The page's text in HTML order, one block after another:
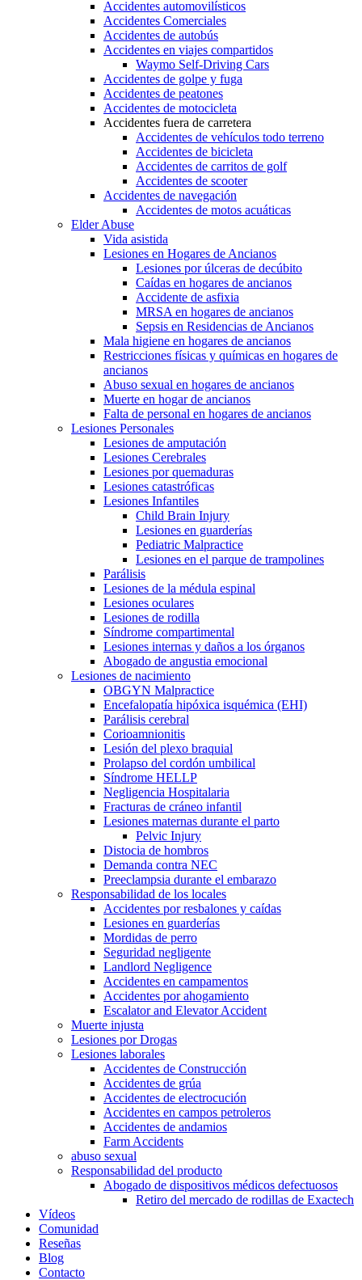
Accidentes automovilísticos
Accidentes Comerciales
Accidentes de autobús
Accidentes en viajes compartidos
Waymo Self-Driving Cars
Accidentes de golpe y fuga
Accidentes de peatones
Accidentes de motocicleta
Accidentes fuera de carretera
Accidentes de vehículos todo terreno
Accidentes de bicicleta
Accidentes de carritos de golf
Accidentes de scooter
Accidentes de navegación
Accidentes de motos acuáticas
Elder Abuse
Vida asistida
Lesiones en Hogares de Ancianos
Lesiones por úlceras de decúbito
Caídas en hogares de ancianos
Accidente de asfixia
MRSA en hogares de ancianos
Sepsis en Residencias de Ancianos
Mala higiene en hogares de ancianos
Restricciones físicas y químicas en hogares de
ancianos
Abuso sexual en hogares de ancianos
Muerte en hogar de ancianos
Falta de personal en hogares de ancianos
Lesiones Personales
Lesiones de amputación
Lesiones Cerebrales
Lesiones por quemaduras
Lesiones catastróficas
Lesiones Infantiles
Child Brain Injury
Lesiones en guarderías
Pediatric Malpractice
Lesiones en el parque de trampolines
Parálisis
Lesiones de la médula espinal
Lesiones oculares
Lesiones de rodilla
Síndrome compartimental
Lesiones internas y daños a los órganos
Abogado de angustia emocional
Lesiones de nacimiento
OBGYN Malpractice
Encefalopatía hipóxica isquémica (EHI)
Parálisis cerebral
Corioamnionitis
Lesión del plexo braquial
Prolapso del cordón umbilical
Síndrome HELLP
Negligencia Hospitalaria
Fracturas de cráneo infantil
Lesiones maternas durante el parto
Pelvic Injury
Distocia de hombros
Demanda contra NEC
Preeclampsia durante el embarazo
Responsabilidad de los locales
Accidentes por resbalones y caídas
Lesiones en guarderías
Mordidas de perro
Seguridad negligente
Landlord Negligence
Accidentes en campamentos
Accidentes por ahogamiento
Escalator and Elevator Accident
Muerte injusta
Lesiones por Drogas
Lesiones laborales
Accidentes de Construcción
Accidentes de grúa
Accidentes de electrocución
Accidentes en campos petroleros
Accidentes de andamios
Farm Accidents
abuso sexual
Responsabilidad del producto
Abogado de dispositivos médicos defectuosos
Retiro del mercado de rodillas de Exactech
Vídeos
Comunidad
Reseñas
Blog
Contacto